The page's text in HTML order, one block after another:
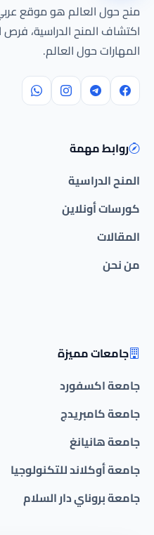
منح حول العالم هو موقع
اكتشاف المنح الدراسية، فرص
المهارات حول العالم.
روابط مهمة
المنح الدراسية
كورسات أونلاين
المقالات
من نحن
جامعات مميزة
جامعة اكسفورد
جامعة كامبريدج
جامعة هانيانغ
جامعة أوكلاند للتكنولوجيا
جامعة بروناي دار السلام